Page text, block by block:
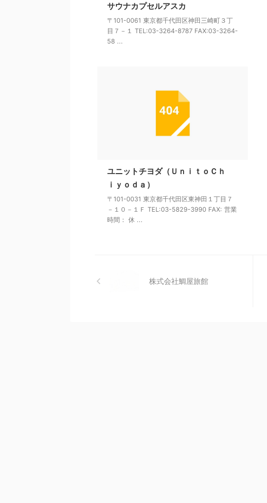
サウナカプセルアスカ
〒101-0061 東京都千代田区神田三崎町３丁
目７－１ TEL:03-3264-8787 FAX:03-3264-
58 ...
ユニットチヨダ（ＵｎｉｔｏＣｈ
ｉｙｏｄａ）
〒101-0031 東京都千代田区東神田１丁目７
－１０－１Ｆ TEL:03-5829-3990 FAX: 営業
時間： 休 ...
株式会社鯛屋旅館